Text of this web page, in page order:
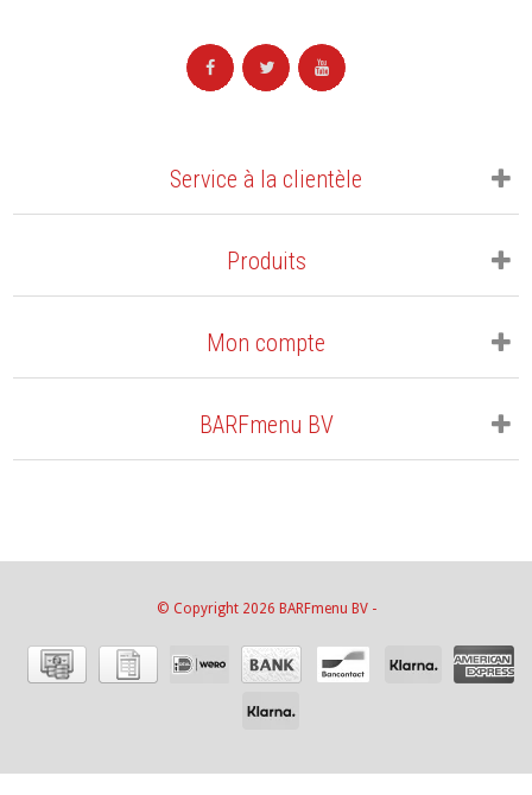
Service à la clientèle
Produits
Mon compte
BARFmenu BV
© Copyright 2026 BARFmenu BV -